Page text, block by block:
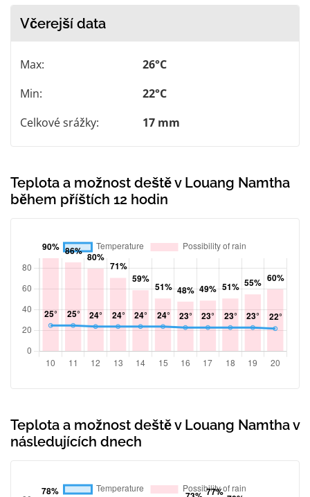
Včerejší data
Max:
26°C
Min:
22°C
Celkové srážky:
17 mm
Teplota a možnost deště v Louang Namtha
během příštích 12 hodin
Teplota a možnost deště v Louang Namtha v
následujících dnech